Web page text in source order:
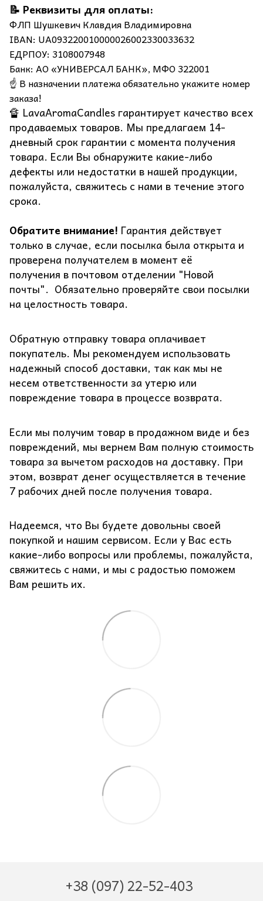
📝 Реквизиты для оплаты:
ФЛП Шушкевич Клавдия Владимировна
IBAN: UA093220010000026002330033632
ЕДРПОУ: 3108007948
Банк: АО «УНИВЕРСАЛ БАНК», МФО 322001
☝️ В назначении платежа обязательно укажите номер
заказа!
🔏 LavaAromaCandles гарантирует качество всех
продаваемых товаров. Мы предлагаем 14-
дневный срок гарантии с момента получения
товара. Если Вы обнаружите какие-либо
дефекты или недостатки в нашей продукции,
пожалуйста, свяжитесь с нами в течение этого
срока.
Обратите внимание! Гарантия действует
только в случае, если посылка была открыта и
проверена получателем в момент её
получения в почтовом отделении "Новой
почты". Обязательно проверяйте свои посылки
на целостность товара.
Обратную отправку товара оплачивает
покупатель. Мы рекомендуем использовать
надежный способ доставки, так как мы не
несем ответственности за утерю или
повреждение товара в процессе возврата.
Если мы получим товар в продажном виде и без
повреждений, мы вернем Вам полную стоимость
товара за вычетом расходов на доставку. При
этом, возврат денег осуществляется в течение
7 рабочих дней после получения товара.
Надеемся, что Вы будете довольны своей
покупкой и нашим сервисом. Если у Вас есть
какие-либо вопросы или проблемы, пожалуйста,
свяжитесь с нами, и мы с радостью поможем
Вам решить их.
+38 (097) 22-52-403